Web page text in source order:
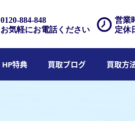
営業
定休
0120-884-848
お気軽にお電話ください
HP特典 買取ブログ 買取方